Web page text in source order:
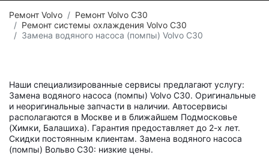
Ремонт Volvo
Ремонт Volvo C30
Ремонт системы охлаждения Volvo C30
Замена водяного насоса (помпы) Volvo C30
Наши специализированные сервисы предлагают услугу:
Замена водяного насоса (помпы) Volvo C30. Оригинальные
и неоригинальные запчасти в наличии. Автосервисы
располагаются в Москве и в ближайшем Подмосковье
(Химки, Балашиха). Гарантия предоставляет до 2-х лет.
Скидки постоянным клиентам. Замена водяного насоса
(помпы) Вольво С30: низкие цены.